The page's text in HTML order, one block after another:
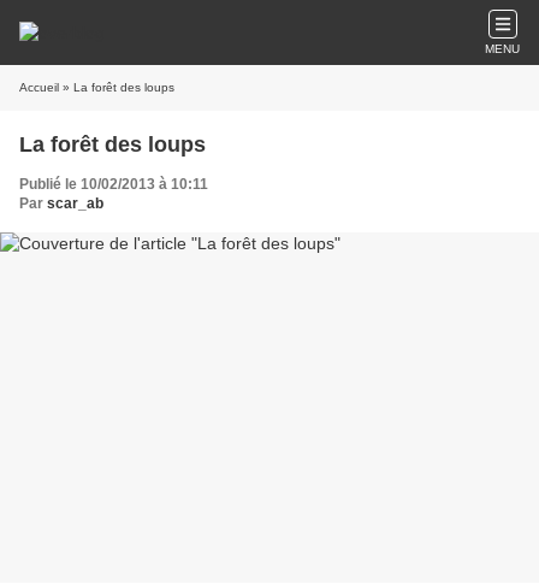
MENU
Accueil » La forêt des loups
La forêt des loups
Publié le 10/02/2013 à 10:11
Par scar_ab